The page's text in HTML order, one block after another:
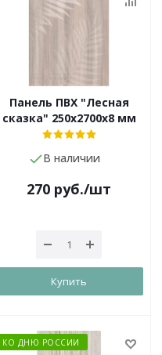
Панель ПВХ "Лесная
сказка" 250х2700х8 мм
В наличии
270 руб./шт
Купить
КО ДНЮ РОССИИ